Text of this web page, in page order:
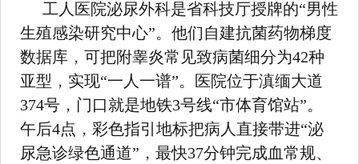
工人医院泌尿外科是省科技厅授牌的“男性
生殖感染研究中心”。他们自建抗菌药物梯度
数据库，可把附睾炎常见致病菌细分为42种
亚型，实现“一人一谱”。医院位于滇缅大道
374号，门口就是地铁3号线“市体育馆站”。
午后4点，彩色指引地标把病人直接带进“泌
尿急诊绿色通道”，最快37分钟完成血常规、